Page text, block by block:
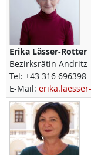
Erika Lässer-Rotter
Bezirksrätin Andritz
Tel: +43 316 696398
E-Mail: